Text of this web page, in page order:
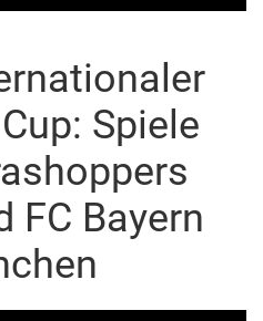
Spiele
FC Bayern